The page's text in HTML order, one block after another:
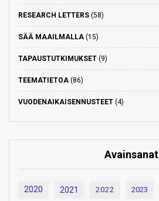
RESEARCH LETTERS (58)
SÄÄ MAAILMALLA (15)
TAPAUSTUTKIMUKSET (9)
TEEMATIETOA (86)
VUODENAIKAISENNUSTEET (4)
Avainsanat
2020 2021 2022 2023